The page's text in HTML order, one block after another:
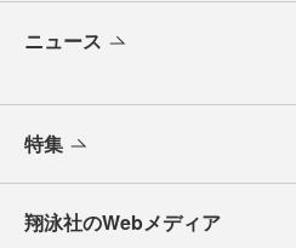
ニュース
特集
翔泳社のWebメディア